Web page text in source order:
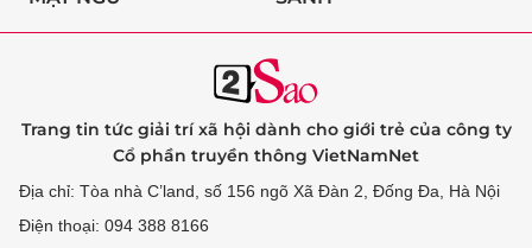
Trang tin tức giải trí xã hội dành cho giới trẻ của công ty
Cổ phần truyền thông VietNamNet
Địa chỉ: Tòa nhà C’land, số 156 ngõ Xã Đàn 2, Đống Đa, Hà Nội
Điện thoại: 094 388 8166